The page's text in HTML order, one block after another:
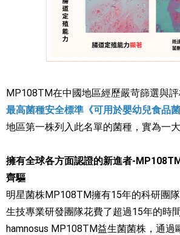
MP108TM在中國地區經歷嚴苛篩選與評
最高菌種安全標準《可用於嬰幼兒食品菌
地區第一株列入此名單的菌種，實為一大
擁有全球各方面認證的新進者-
齊驅
明星菌株MP108TM擁有15年的科研團
生技專業研發團隊花費了超過15年的時
hamnosus MP108TM益生菌菌株，通過